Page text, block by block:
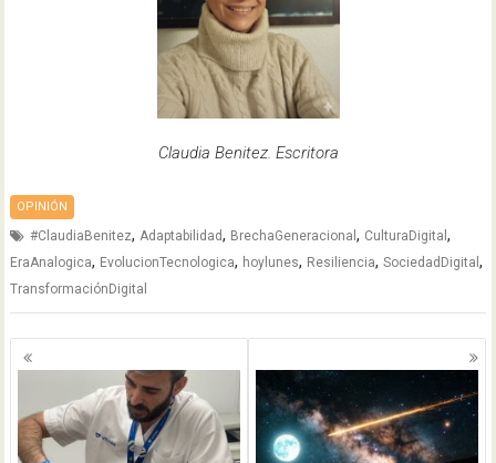
Claudia Benitez. Escritora
OPINIÓN
#ClaudiaBenitez,Adaptabilidad, BrechaGeneracional, CulturaDigital,
EraAnalogica, EvolucionTecnologica, hoylunes, Resiliencia,SociedadDigital,
TransformaciónDigital
Navegación
de
entradas